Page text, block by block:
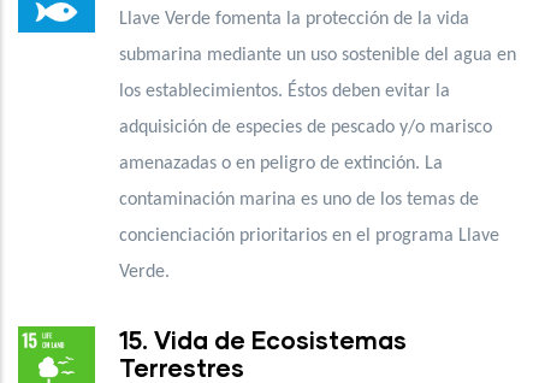
Llave Verde fomenta la protección de la vida
submarina mediante un uso sostenible del agua en
los establecimientos. Éstos deben evitar la
adquisición de especies de pescado y/o marisco
amenazadas o en peligro de extinción. La
contaminación marina es uno de los temas de
concienciación prioritarios en el programa Llave
Verde.
15. Vida de Ecosistemas
Terrestres